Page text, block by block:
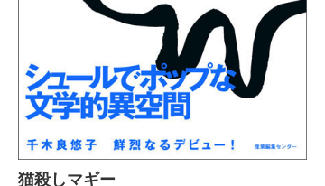
猫殺しマギー